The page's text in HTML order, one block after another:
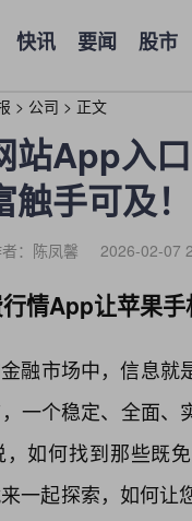
快讯 要闻 股市
> 公司 > 正文
站App入
手可及！
：陈凤馨 2026-02-07
情App让苹果
融市场中，信息就
一个稳定、全面
如何找到那些既
一起探索，如何